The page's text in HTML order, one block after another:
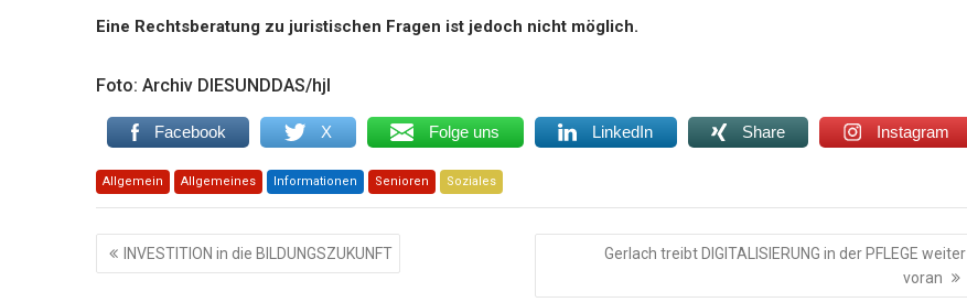
Eine Rechtsberatung zu juristischen Fragen ist jedoch nicht möglich.
Foto: Archiv DIESUNDDAS/hjl
Facebook X Folge uns LinkedIn Share Instagram
Allgemein Allgemeines Informationen Senioren Soziales
Beitragsnavigation
INVESTITION in die BILDUNGSZUKUNFT
Gerlach treibt DIGITALISIERUNG in der PFLEGE weiter
voran